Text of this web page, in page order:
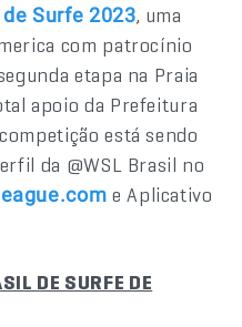
Surfe 2023, uma
com patrocínio
etapa na Praia
apoio da Prefeitura
está sendo
da @WSL Brasil no
e Aplicativo
DE SURFE DE